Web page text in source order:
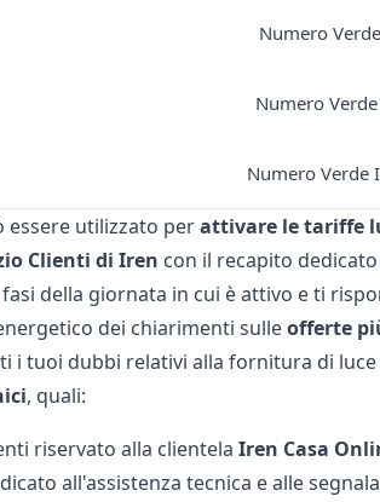
Numero
Numero
Numero Verde
essere utilizzato perattivare letariffe
Clienti di Iren con il recapito
della giornata in cui è attivo e ti
dei chiarimenti sulleofferte
i tuoi dubbi relativi alla fornitura di
, quali:
riservato alla clientela Iren Casa
all'assistenza tecnica e alle